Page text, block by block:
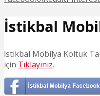
İstikbal
İstikbal Mobilya Koltuk
için Tıklayınız.